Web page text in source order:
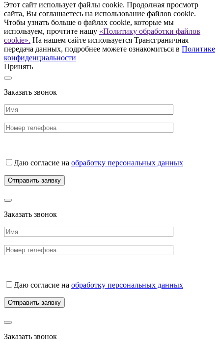
Этот сайт использует файлы cookie. Продолжая просмотр
сайта, Вы соглашаетесь на использование файлов cookie.
Чтобы узнать больше о файлах cookie, которые мы
используем, прочтите нашу «Политику обработки файлов
cookie». На нашем сайте используется Трансграничная
передача данных, подробнее можете ознакомиться в Политике
конфиденциальности
Принять
Заказать звонок
Даю согласие на обработку персональных данных
Заказать звонок
Даю согласие на обработку персональных данных
Заказать звонок